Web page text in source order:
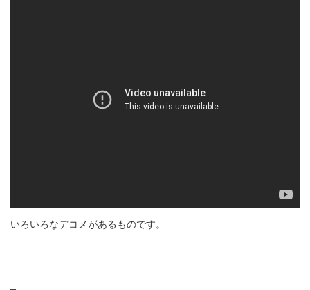
いろいろなデコメがあるものです。